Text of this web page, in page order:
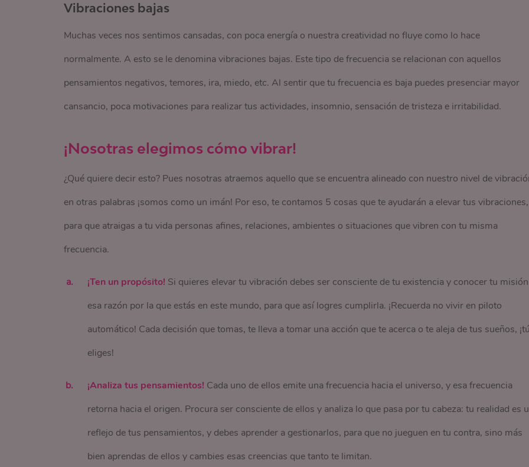
Vibraciones bajas
Muchas veces nos sentimos cansadas, con poca energía o nuestra creatividad no fluye como lo hace
normalmente. A esto se le denomina vibraciones bajas. Este tipo de frecuencia se relacionan con aquellos
pensamientos negativos, temores, ira, miedo, etc. Al sentir que tu frecuencia es baja puedes presenciar mayor
cansancio, poca motivaciones para realizar tus actividades, insomnio, sensación de tristeza e irritabilidad.
¡Nosotras elegimos cómo vibrar!
¿Qué quiere decir esto? Pues nosotras atraemos aquello que se encuentra alineado con nuestro nivel de
en otras palabras ¡somos como un imán! Por eso, te contamos 5 cosas que te ayudarán a elevar tus vibraciones,
para que atraigas a tu vida personas afines, relaciones, ambientes o situaciones que vibren con tu misma
frecuencia.
¡Ten un propósito! Si quieres elevar tu vibración debes ser consciente de tu existencia y conocer tu
esa razón por la que estás en este mundo, para que así logres cumplirla. ¡Recuerda no vivir en piloto
automático! Cada decisión que tomas, te lleva a tomar una acción que te acerca o te aleja de tus sueños,
eliges!
¡Analiza tus pensamientos! Cada uno de ellos emite una frecuencia hacia el universo, y esa frecuencia
retorna hacia el origen. Procura ser consciente de ellos y analiza lo que pasa por tu cabeza: tu realidad es
reflejo de tus pensamientos, y debes aprender a gestionarlos, para que no jueguen en tu contra, sino más
bien aprendas de ellos y cambies esas creencias que tanto te limitan.